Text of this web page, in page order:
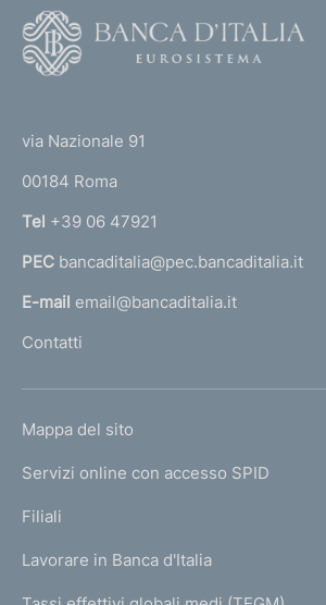
r
n
a
l
'
m
e
a
g
via Nazionale 91
00184 Roma
Tel +39 06 47921
PEC bancaditalia@pec.bancaditalia.it
E-mail email@bancaditalia.it
Contatti
L
N
K
T
I
Mappa del sito
Servizi online con accesso SPID
Filiali
Lavorare in Banca d'Italia